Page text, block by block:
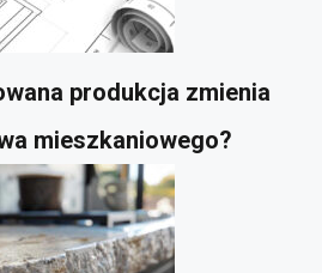
produkcja zmienia
mieszkaniowego?